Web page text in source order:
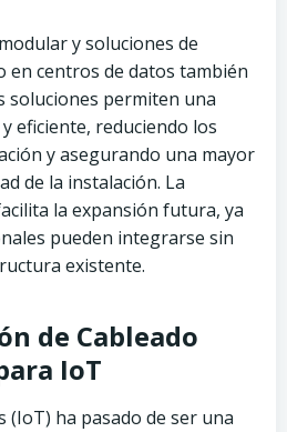
y soluciones de
en centros de datos también
soluciones permiten una
eficiente, reduciendo los
y asegurando una mayor
de la instalación. La
la expansión futura, ya
pueden integrarse sin
existente.
de Cableado
IoT
(IoT) ha pasado de ser una